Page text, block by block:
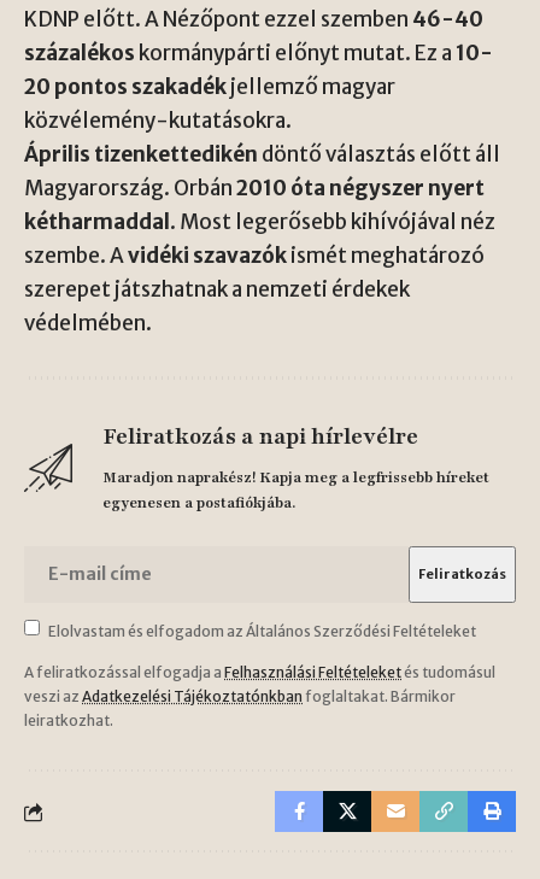
KDNP előtt. A Nézőpont ezzel szemben 46-40
százalékos kormánypárti előnyt mutat. Ez a 10-
20 pontos szakadékjellemző magyar
közvélemény-kutatásokra.
Április tizenkettedikén döntő választás előtt áll
Magyarország. Orbán2010 óta négyszer nyert
kétharmaddal. Most legerősebb kihívójával néz
szembe. Avidéki szavazókismét meghatározó
szerepet játszhatnak a nemzeti érdekek
védelmében.
Feliratkozás a napi hírlevélre
Maradjon naprakész! Kapja meg a legfrissebb híreket
egyenesen a postafiókjába.
Elolvastam és elfogadom az Általános Szerződési Feltételeket
A feliratkozással elfogadja a Felhasználási Feltételeketés tudomásul
veszi az Adatkezelési Tájékoztatónkban foglaltakat. Bármikor
leiratkozhat.